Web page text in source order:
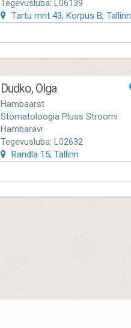
Tegevusluba: L06139
Tartu mnt 43, Korpus B, Tallinn
Dudko, Olga
Hambaarst
Stomatoloogia Pluss Stroomi
Hambaravi
Tegevusluba: L02632
Randla 15, Tallinn